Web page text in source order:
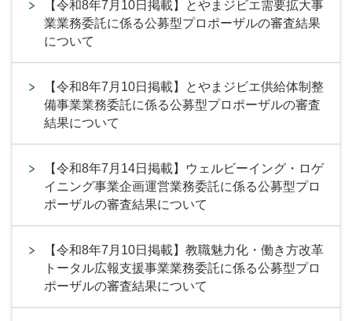
【令和8年7月10日掲載】とやまジビエ需要拡大事
業業務委託に係る公募型プロポーザルの審査結果
について
【令和8年7月10日掲載】とやまジビエ供給体制整
備事業業務委託に係る公募型プロポーザルの審査
結果について
【令和8年7月14日掲載】ウェルビーイング・ロゲ
イニング事業企画運営業務委託に係る公募型プロ
ポーザルの審査結果について
【令和8年7月10日掲載】教職魅力化・働き方改革
トータル広報支援事業業務委託に係る公募型プロ
ポーザルの審査結果について